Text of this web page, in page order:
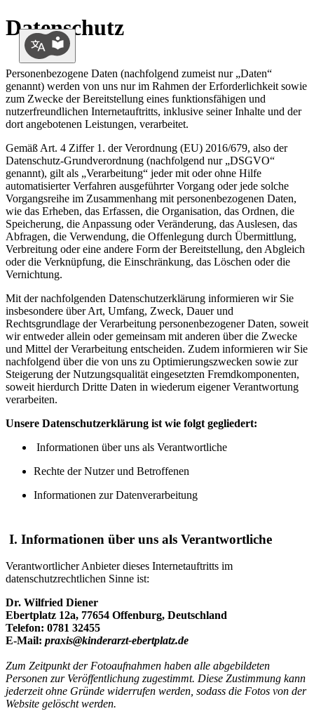
Sprachmenü
Datenschutz
Personenbezogene Daten (nachfolgend zumeist nur „Daten“
genannt) werden von uns nur im Rahmen der Erforderlichkeit sowie
zum Zwecke der Bereitstellung eines funktionsfähigen und
nutzerfreundlichen Internetauftritts, inklusive seiner Inhalte und der
dort angebotenen Leistungen, verarbeitet.
Gemäß Art. 4 Ziffer 1. der Verordnung (EU) 2016/679, also der
Datenschutz-Grundverordnung (nachfolgend nur „DSGVO“
genannt), gilt als „Verarbeitung“ jeder mit oder ohne Hilfe
automatisierter Verfahren ausgeführter Vorgang oder jede solche
Vorgangsreihe im Zusammenhang mit personenbezogenen Daten,
wie das Erheben, das Erfassen, die Organisation, das Ordnen, die
Speicherung, die Anpassung oder Veränderung, das Auslesen, das
Abfragen, die Verwendung, die Offenlegung durch Übermittlung,
Verbreitung oder eine andere Form der Bereitstellung, den Abgleich
oder die Verknüpfung, die Einschränkung, das Löschen oder die
Vernichtung.
Mit der nachfolgenden Datenschutzerklärung informieren wir Sie
insbesondere über Art, Umfang, Zweck, Dauer und
Rechtsgrundlage der Verarbeitung personenbezogener Daten, soweit
wir entweder allein oder gemeinsam mit anderen über die Zwecke
und Mittel der Verarbeitung entscheiden. Zudem informieren wir Sie
nachfolgend über die von uns zu Optimierungszwecken sowie zur
Steigerung der Nutzungsqualität eingesetzten Fremdkomponenten,
soweit hierdurch Dritte Daten in wiederum eigener Verantwortung
verarbeiten.
Unsere Datenschutzerklärung ist wie folgt gegliedert:
Informationen über uns als Verantwortliche
Rechte der Nutzer und Betroffenen
Informationen zur Datenverarbeitung
I. Informationen über uns als Verantwortliche
Verantwortlicher Anbieter dieses Internetauftritts im
datenschutzrechtlichen Sinne ist:
Dr. Wilfried Diener
Ebertplatz 12a, 77654 Offenburg, Deutschland
Telefon: 0781 32455
E-Mail: praxis@kinderarzt-ebertplatz.de
Zum Zeitpunkt der Fotoaufnahmen haben alle abgebildeten
Personen zur Veröffentlichung zugestimmt. Diese Zustimmung kann
jederzeit ohne Gründe widerrufen werden, sodass die Fotos von der
Website gelöscht werden.